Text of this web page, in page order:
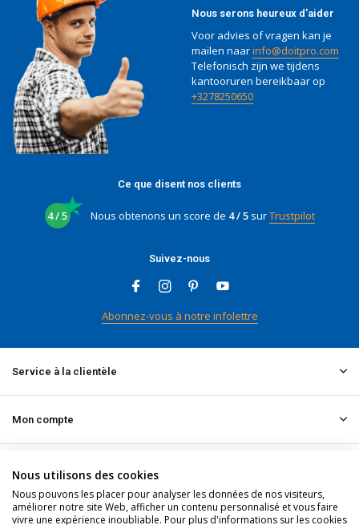
Nous serons heureux d'aider
Voor advies of vragen kan je
mailen naarinfo@doitpro.com
Telefonisch zijn we tijdens
kantooruren bereikbaar op
+3278250650
Ce que disent nos clients
4 / 5 Nous obtenons un score de 4 / 5surTrustpilot
Suivez-nous
Abonnez-vous à notre infolettre
Service à la clientèle
Mon compte
Informations
Contact
Nous utilisons des cookies
Nous pouvons les placer pour analyser les données de nos visiteurs,
améliorer notre site Web, afficher un contenu personnalisé et vous faire
vivre une expérience inoubliable. Pour plus d'informations sur les cookies